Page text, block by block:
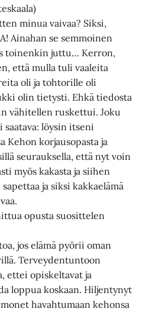
minua vaivaa? Siksi,
Ainahan se semmoinen
toinenkin juttu… Kerron,
että mulla tuli vaaleita
oli ja tohtorille oli
olin tietysti. Ehkä tiedosta
vähitellen ruskettui. Joku
löysin itseni
Kehon korjausopasta ja
seurauksella, että nyt voin
myös kakasta ja siihen
ja siksi kakkaelämä
opusta suosittelen
jos elämä pyörii oman
Terveydentuntoon
ettei opiskeltavat ja
loppua koskaan. Hiljentynyt
havahtumaan kehonsa